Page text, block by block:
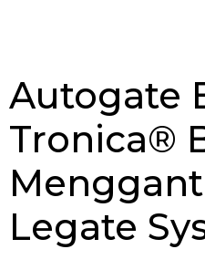
Autogate
Tronica®
Legate